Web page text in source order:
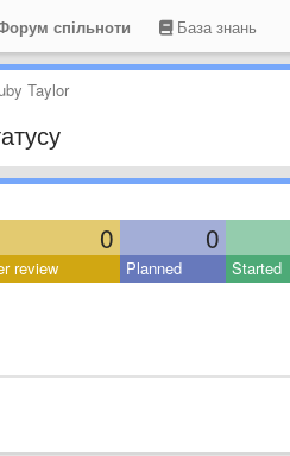
спільноти База знань
Taylor
0 0
review Planned Started